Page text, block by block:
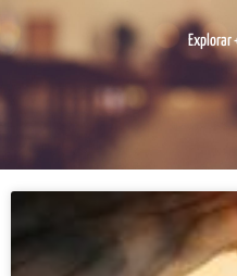
Explorar